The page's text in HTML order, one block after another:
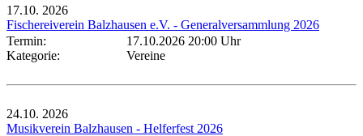
17.10. 2026
Fischereiverein Balzhausen e.V. - Generalversammlung 2026
Termin:
17.10.2026 20:00 Uhr
Kategorie:
Vereine
24.10. 2026
Musikverein Balzhausen - Helferfest 2026